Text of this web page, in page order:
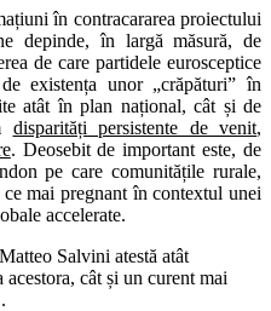
în contracararea proiectului
depinde, în largă măsură, de
de care partidele eurosceptice
existența unor „crăpături” în
atât în plan național, cât și de
disparități persistente de venit,
. Deosebit de important este, de
pe care comunitățile rurale,
mai pregnant în contextul unei
accelerate.
Salvini atestă atât
cât și un curent mai